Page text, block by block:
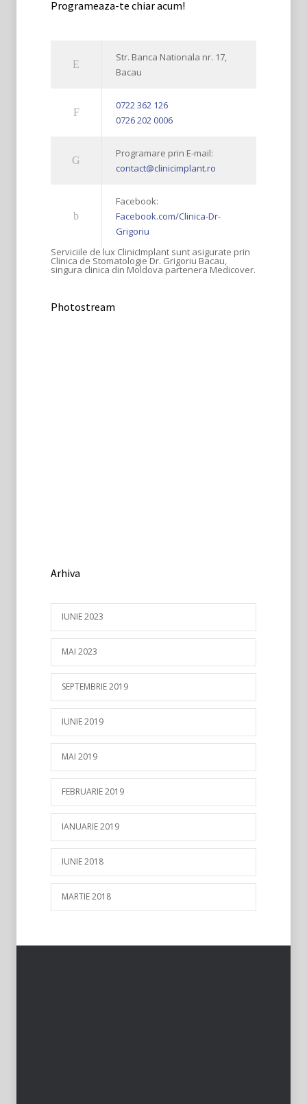
Programeaza-te chiar acum!
Str. Banca Nationala nr. 17,
Bacau
0722 362 126
0726 202 0006
Programare prin E-mail:
contact@clinicimplant.ro
Facebook:
Facebook.com/Clinica-Dr-
Grigoriu
Serviciile de lux ClinicImplant sunt asigurate prin
Clinica de Stomatologie Dr. Grigoriu Bacau,
singura clinica din Moldova partenera Medicover.
Photostream
Arhiva
IUNIE 2023
MAI 2023
SEPTEMBRIE 2019
IUNIE 2019
MAI 2019
FEBRUARIE 2019
IANUARIE 2019
IUNIE 2018
MARTIE 2018